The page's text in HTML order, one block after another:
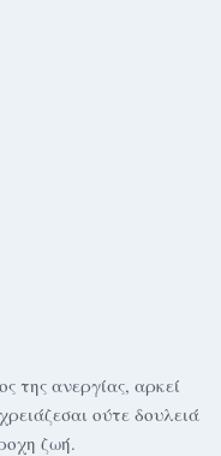
της ανεργίας, αρκεί
ούτε δουλειά
ζωή.